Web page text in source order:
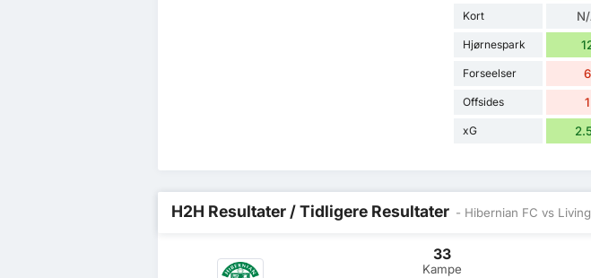
Kort
Hjørnespark
Forseelser 6
Offsides 1
xG
H2H Resultater / Tidligere Resultater - Hibernian FC vs
33
Kampe